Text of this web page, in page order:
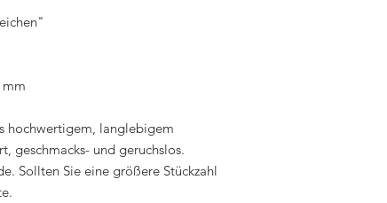
mm
hochwertigem, langlebigem
geschmacks- und geruchslos.
Sollten Sie eine größere Stückzahl